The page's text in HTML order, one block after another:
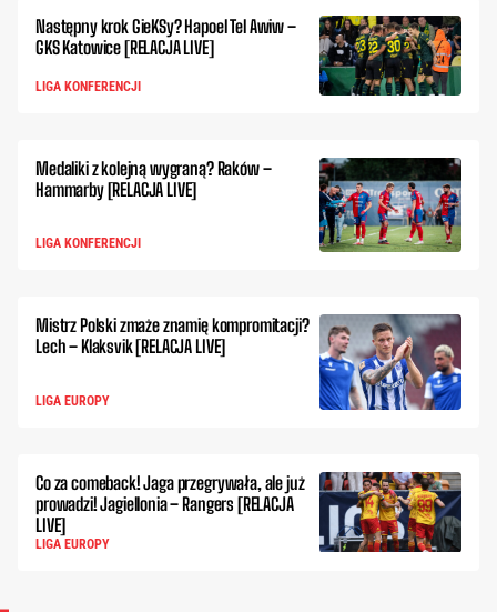
Następny krok GieKSy? Hapoel Tel Awiw –
GKS Katowice [RELACJA LIVE]
LIGA KONFERENCJI
Medaliki z kolejną wygraną? Raków –
Hammarby [RELACJA LIVE]
LIGA KONFERENCJI
Mistrz Polski zmaże znamię kompromitacji?
Lech – Klaksvik [RELACJA LIVE]
LIGA EUROPY
Co za comeback! Jaga przegrywała, ale już
prowadzi! Jagiellonia – Rangers [RELACJA
LIVE]
LIGA EUROPY